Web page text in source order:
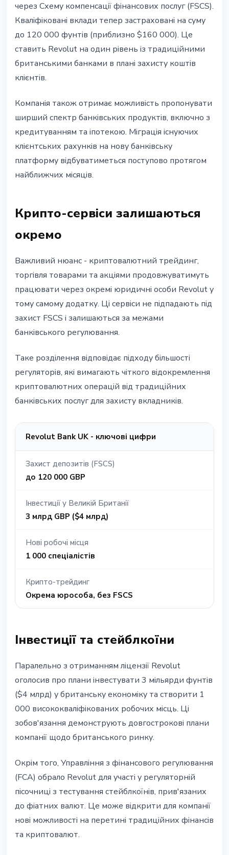
через Схему компенсації фінансових послуг (FSCS).
Кваліфіковані вклади тепер застраховані на суму
до 120 000 фунтів (приблизно $160 000). Це
ставить Revolut на один рівень із традиційними
британськими банками в плані захисту коштів
клієнтів.
Компанія також отримає можливість пропонувати
ширший спектр банківських продуктів, включно з
кредитуванням та іпотекою. Міграція існуючих
клієнтських рахунків на нову банківську
платформу відбуватиметься поступово протягом
найближчих місяців.
Крипто-сервіси залишаються
окремо
Важливий нюанс - криптовалютний трейдинг,
торгівля товарами та акціями продовжуватимуть
працювати через окремі юридичні особи Revolut у
тому самому додатку. Ці сервіси не підпадають під
захист FSCS і залишаються за межами
банківського регулювання.
Таке розділення відповідає підходу більшості
регуляторів, які вимагають чіткого відокремлення
криптовалютних операцій від традиційних
банківських послуг для захисту вкладників.
Revolut Bank UK - ключові цифри
Захист депозитів (FSCS)
до 120 000 GBP
Інвестиції у Великій Британії
3 млрд GBP ($4 млрд)
Нові робочі місця
1 000 спеціалістів
Крипто-трейдинг
Окрема юрособа, без FSCS
Інвестиції та стейблкоїни
Паралельно з отриманням ліцензії Revolut
оголосив про плани інвестувати 3 мільярди фунтів
($4 млрд) у британську економіку та створити 1
000 висококваліфікованих робочих місць. Ці
зобов'язання демонструють довгострокові плани
компанії щодо британського ринку.
Окрім того, Управління з фінансового регулювання
(FCA) обрало Revolut для участі у регуляторній
пісочниці з тестування стейблкоїнів, прив'язаних
до фіатних валют. Це може відкрити для компанії
нові можливості на перетині традиційних фінансів
та криптовалют.